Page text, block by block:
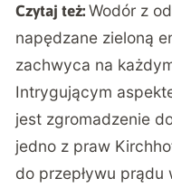
Czytaj też:Wodór z
napędzane zieloną
zachwyca na
Intrygującym
jest zgromadzenie
jedno z praw
do przepływu